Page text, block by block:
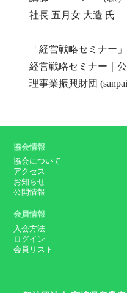
社長 五月女 大造 氏
「経営戦略セミナ
経営戦略セミナー｜
理事業振興財団
協会情報
協会について
アクセス
お知らせ
公開情報
会員情報
入会方法
ログイン
会員リスト